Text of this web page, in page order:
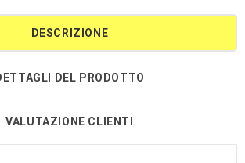
DESCRIZIONE
DEL PRODOTTO
VALUTAZIONE CLIENTI